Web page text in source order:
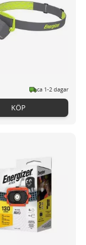
ca 1-2 dagar
KÖP